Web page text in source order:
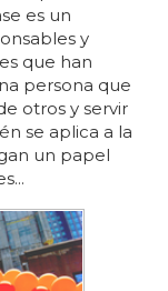
es un
y
que han
persona que
otros y servir
se aplica a la
un papel